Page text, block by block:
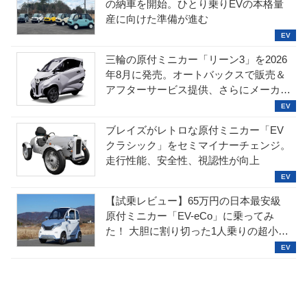
の納車を開始。ひとり乗りEVの本格量
産に向けた準備が進む
三輪の原付ミニカー「リーン3」を2026
年8月に発売。オートバックスで販売＆
アフターサービス提供、さらにメーカー
ブレイズがレトロな原付ミニカー「EV
クラシック」をセミマイナーチェンジ。
走行性能、安全性、視認性が向上
【試乗レビュー】65万円の日本最安級
原付ミニカー「EV-eCo」に乗ってみ
た！ 大胆に割り切った1人乗りの超小型